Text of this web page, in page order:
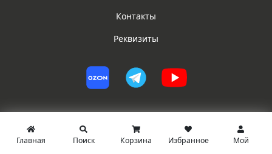
Контакты
Реквизиты
© ИГ ЮРИСТ
Главная Поиск Корзина Избранное Мой